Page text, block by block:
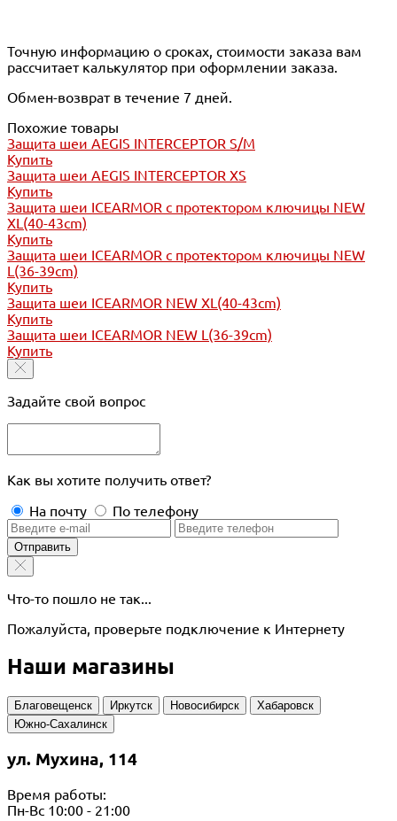
Точную информацию о сроках, стоимости заказа вам
рассчитает калькулятор при оформлении заказа.
Обмен-возврат в течение 7 дней.
Похожие товары
Защита шеи AEGIS INTERCEPTOR S/M
Купить
Защита шеи AEGIS INTERCEPTOR XS
Купить
Защита шеи ICEARMOR с протектором ключицы NEW
XL(40-43cm)
Купить
Защита шеи ICEARMOR с протектором ключицы NEW
L(36-39cm)
Купить
Защита шеи ICEARMOR NEW XL(40-43cm)
Купить
Защита шеи ICEARMOR NEW L(36-39cm)
Купить
Задайте свой вопрос
Как вы хотите получить ответ?
На почту
По телефону
Отправить
Что-то пошло не так...
Пожалуйста, проверьте подключение к Интернету
Наши магазины
Благовещенск Иркутск Новосибирск
Хабаровск
Южно-Сахалинск
ул. Мухина, 114
Время работы:
Пн-Вс 10:00 - 21:00